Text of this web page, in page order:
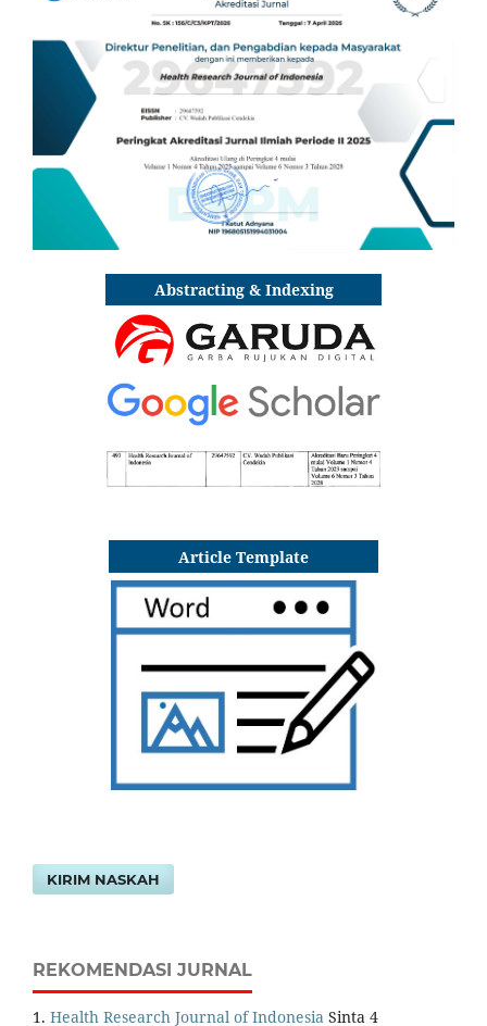
Abstracting & Indexing
Article Template
KIRIM NASKAH
REKOMENDASI JURNAL
1. Health Research Journal of Indonesia Sinta 4